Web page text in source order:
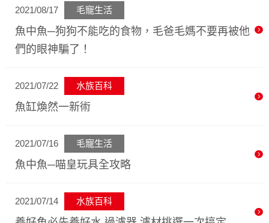
2021/08/17 毛寵生活
魚中魚─狗狗不能吃的食物，毛爸毛媽不要再被他
們的眼神騙了！
2021/07/22 水族百科
魚缸煥然一新術
2021/07/16 毛寵生活
魚中魚─喵皇玩具全攻略
2021/07/14 水族百科